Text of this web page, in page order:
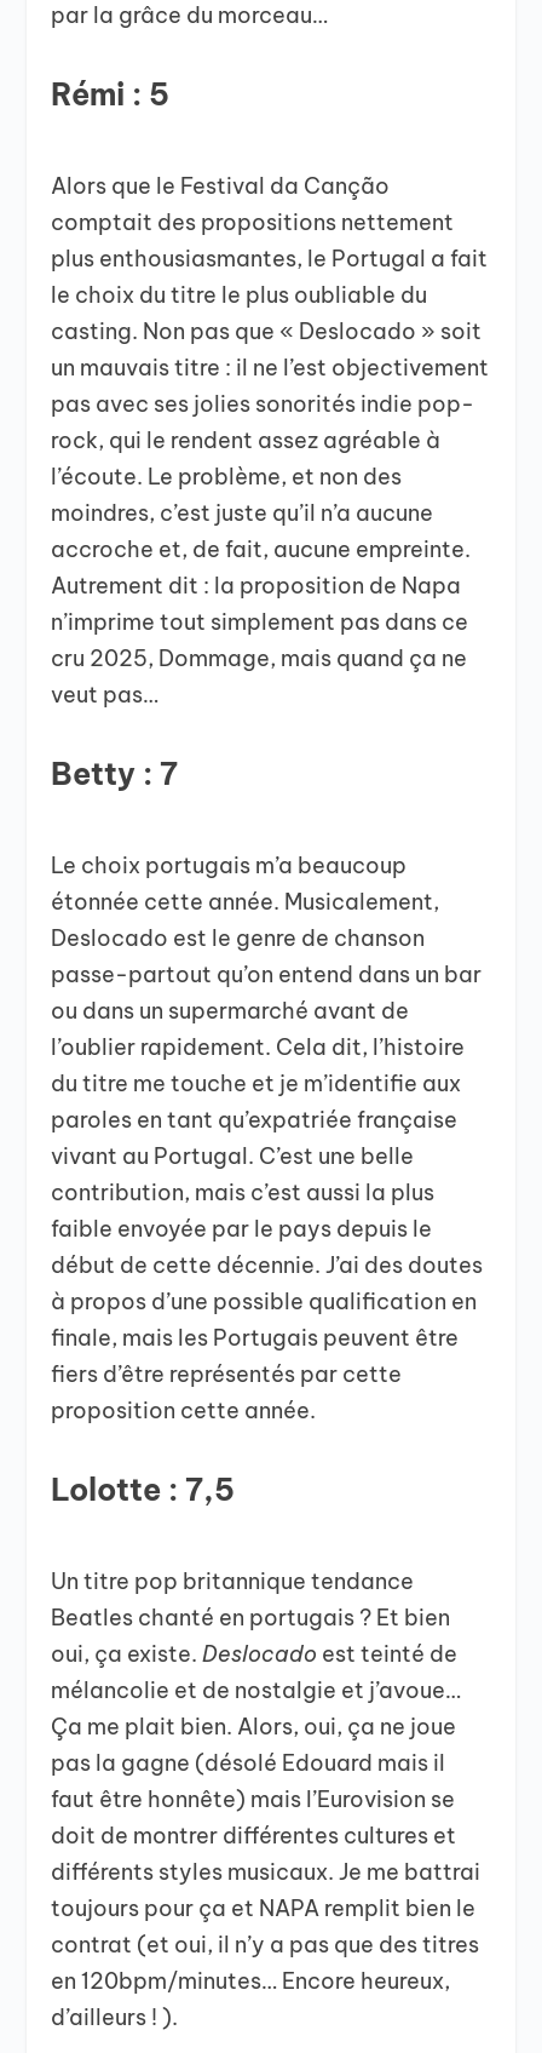
par la grâce du morceau…
Rémi : 5
Alors que le Festival da Canção
comptait des propositions nettement
plus enthousiasmantes, le Portugal a fait
le choix du titre le plus oubliable du
casting. Non pas que « Deslocado » soit
un mauvais titre : il ne l’est objectivement
pas avec ses jolies sonorités indie pop-
rock, qui le rendent assez agréable à
l’écoute. Le problème, et non des
moindres, c’est juste qu’il n’a aucune
accroche et, de fait, aucune empreinte.
Autrement dit : la proposition de Napa
n’imprime tout simplement pas dans ce
cru 2025, Dommage, mais quand ça ne
veut pas…
Betty : 7
Le choix portugais m’a beaucoup
étonnée cette année. Musicalement,
Deslocado est le genre de chanson
passe-partout qu’on entend dans un bar
ou dans un supermarché avant de
l’oublier rapidement. Cela dit, l’histoire
du titre me touche et je m’identifie aux
paroles en tant qu’expatriée française
vivant au Portugal. C’est une belle
contribution, mais c’est aussi la plus
faible envoyée par le pays depuis le
début de cette décennie. J’ai des doutes
à propos d’une possible qualification en
finale, mais les Portugais peuvent être
fiers d’être représentés par cette
proposition cette année.
Lolotte : 7,5
Un titre pop britannique tendance
Beatles chanté en portugais ? Et bien
oui, ça existe.Deslocado est teinté de
mélancolie et de nostalgie et j’avoue…
Ça me plait bien. Alors, oui, ça ne joue
pas la gagne (désolé Edouard mais il
faut être honnête) mais l’Eurovision se
doit de montrer différentes cultures et
différents styles musicaux. Je me battrai
toujours pour ça et NAPA remplit bien le
contrat (et oui, il n’y a pas que des titres
en 120bpm/minutes… Encore heureux,
d’ailleurs ! ).